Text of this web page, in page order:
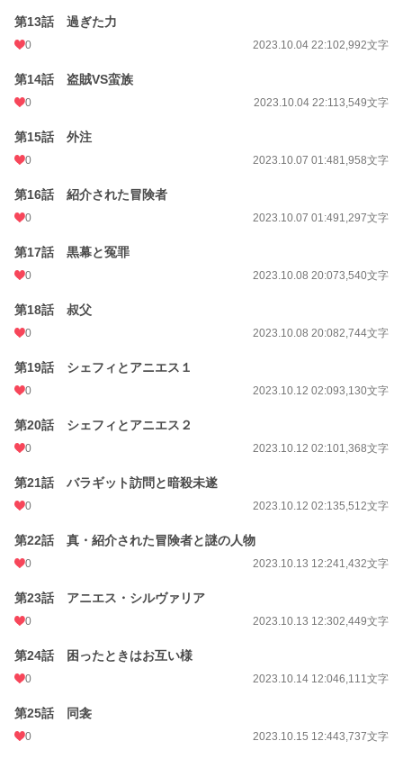
第13話 過ぎた力
0 2023.10.04 22:102,992文字
第14話 盗賊VS蛮族
0 2023.10.04 22:113,549文字
第15話 外注
0 2023.10.07 01:481,958文字
第16話 紹介された冒険者
0 2023.10.07 01:491,297文字
第17話 黒幕と冤罪
0 2023.10.08 20:073,540文字
第18話 叔父
0 2023.10.08 20:082,744文字
第19話 シェフィとアニエス１
0 2023.10.12 02:093,130文字
第20話 シェフィとアニエス２
0 2023.10.12 02:101,368文字
第21話 バラギット訪問と暗殺未遂
0 2023.10.12 02:135,512文字
第22話 真・紹介された冒険者と謎の人物
0 2023.10.13 12:241,432文字
第23話 アニエス・シルヴァリア
0 2023.10.13 12:302,449文字
第24話 困ったときはお互い様
0 2023.10.14 12:046,111文字
第25話 同衾
0 2023.10.15 12:443,737文字